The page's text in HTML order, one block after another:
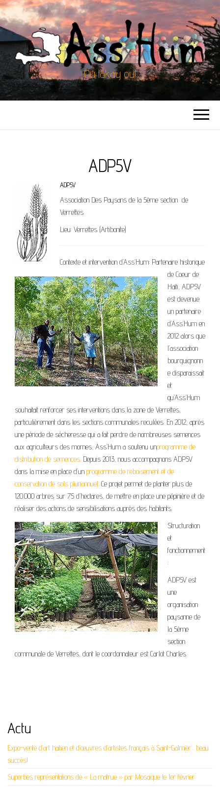
Ou lakay ou!
ADP5V
ADP5V
Association Des Paysans de la 5ème section de
Verrettes
Lieu: Verrettes (Artibonite)
Contexte et intervention d’Ass’Hum: Partenaire historique
de Coeur de
Haïti, ADP5V
est devenue
un partenaire
d’Ass’Hum en
2012 alors que
l’association
bourguignonn
e disparaissait
et
qu’Ass’Hum
souhaitait renforcer ses interventions dans la zone de Verrettes,
particulièrement dans les sections communales reculées. En 2012, après
une période de sécheresse qui a fait perdre de nombreuses semences
aux agriculteurs des mornes, Ass’Hum a soutenu unprogramme de
distribution de semences. Depuis 2013, nous accompagnons ADP5V
dans la mise en place d’un programme de reboisement et de
conservation de sols pluriannuel. Ce projet permet de planter plus de
120.000 arbres sur 75 d’hectares, de mettre en place une pépinière et de
réaliser des actions de sensibilisations auprès des habitants.
Structuration
et
fonctionnement
:
ADP5V est
une
organisation
paysanne de
la 5ème
section
communale de Verrettes, dont le coordonnateur est Carlot Charles.
Actu
Expo-vente d’art haïtien et d’œuvres d’artistes français à Saint-Galmier : beau
succès!
Superbes représentations de « La matrue » par Mosaïque le 1er février